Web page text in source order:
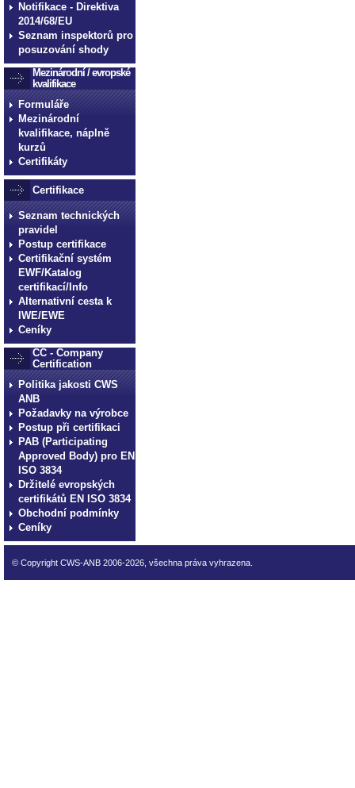
Notifikace - Direktiva
2014/68/EU
Seznam inspektorů pro
posuzování shody
Mezinárodní / evropské
kvalifikace
Formuláře
Mezinárodní
kvalifikace, náplně
kurzů
Certifikáty
Certifikace
Seznam technických
pravidel
Postup certifikace
Certifikační systém
EWF/Katalog
certifikací/Info
Alternativní cesta k
IWE/EWE
Ceníky
CC - Company
Certification
Politika jakosti CWS
ANB
Požadavky na výrobce
Postup při certifikaci
PAB (Participating
Approved Body) pro EN
ISO 3834
Držitelé evropských
certifikátů EN ISO 3834
Obchodní podmínky
Ceníky
© Copyright CWS-ANB 2006-2026, všechna práva vyhrazena.